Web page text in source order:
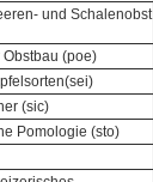
und Schalenobst
Obstbau (poe)
(sic)
Pomologie (sto)